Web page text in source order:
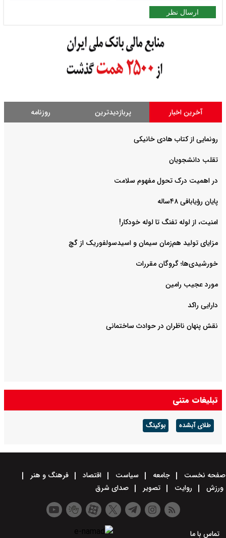
ارسال نظر
آخرین اخبار پربازدیدترین روزنامه
رونمایی از کتاب هادی خانیکی
‌تقلب دانشجویان
در اهمیت درک تحول مفهوم سلامت
پایان رؤیابافی ۴۸ساله
امنیت، از لوله تفنگ تا ‌لوله خودکار!
مزایای تولید هم‌زمان سیمان و اسیدسولفوریک از گچ
خورشیدی‌ها؛ گروگان مقررات
مورد عجیب رامین
دارایی راکد
نقش پنهان ناظران در حوادث ساختمانی
تبلیغات متنی
طلای آبشده بوکینگ
صفحه نخست جامعه سیاست اقتصاد
فرهنگ و هنر
ورزش
روایت تصویر صدای شرق
تماس با ما